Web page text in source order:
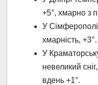
+5°, хмарно з
У
хмарність,
У
невеликий
вдень +1°.